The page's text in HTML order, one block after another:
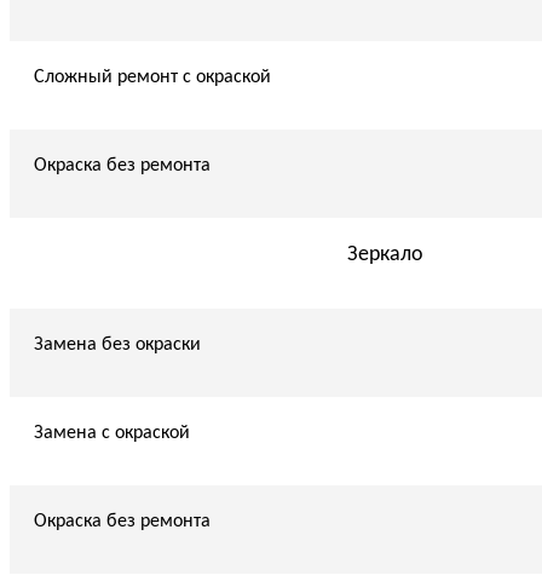
Сложный ремонт с окраской
Окраска без ремонта
Зеркало
Замена без окраски
Замена с окраской
Окраска без ремонта